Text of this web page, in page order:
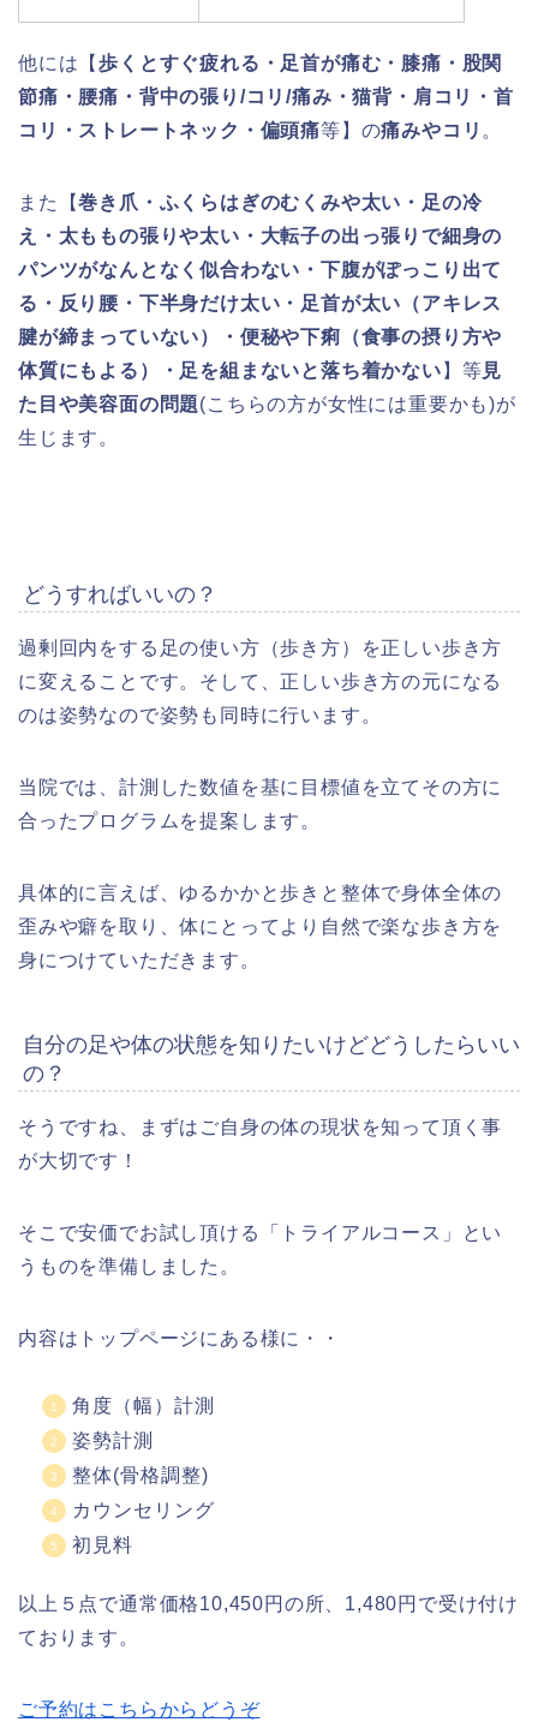
他には【歩くとすぐ疲れる・足首が痛む・膝痛・股関
節痛・腰痛・背中の張り/コリ/痛み・猫背・肩コリ・首
コリ・ストレートネック・偏頭痛等】の痛みやコリ 。
また【巻き爪・ふくらはぎのむくみや太い・足の冷
え・太ももの張りや太い・大転子の出っ張りで細身の
パンツがなんとなく似合わない・下腹がぽっこり出て
る・反り腰・下半身だけ太い・足首が太い（アキレス
腱が締まっていない）・便秘や下痢（食事の摂り方や
体質にもよる）・足を組まないと落ち着かない 】等見
た目や美容面の問題(こちらの方が女性には重要かも)が
生じます。
どうすればいいの？
過剰回内をする足の使い方（歩き方）を正しい歩き方
に変えることです。そして、正しい歩き方の元になる
のは姿勢なので姿勢も同時に行います。
当院では、計測した数値を基に目標値を立てその方に
合ったプログラムを提案します。
具体的に言えば、ゆるかかと歩きと整体で身体全体の
歪みや癖を取り、体にとってより自然で楽な歩き方を
身につけていただきます。
自分の足や体の状態を知りたいけどどうしたらいい
の？
そうですね、まずはご自身の体の現状を知って頂く事
が大切です！
そこで安価でお試し頂ける「トライアルコース」とい
うものを準備しました。
内容はトップページにある様に・・
角度（幅）計測
姿勢計測
整体(骨格調整)
カウンセリング
初見料
以上５点で通常価格10,450円の所、1,480円で受け付け
ております。
ご予約はこちらからどうぞ